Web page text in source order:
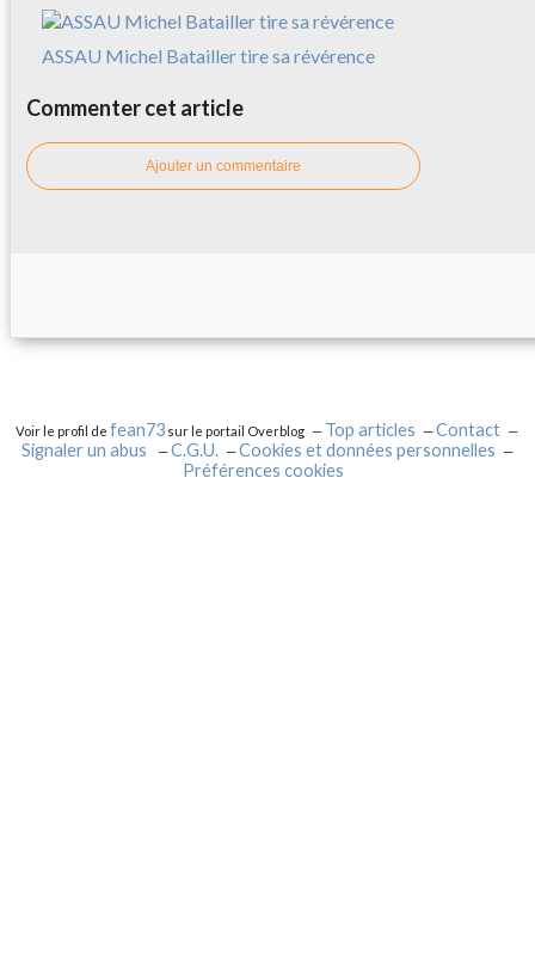
ASSAU Michel Batailler tire sa révérence
Commenter cet article
Ajouter un commentaire
Voir le profil defean73 sur le portail Overblog Top articles
Contact
Signaler un abus
C.G.U.
Cookies et données personnelles
Préférences cookies